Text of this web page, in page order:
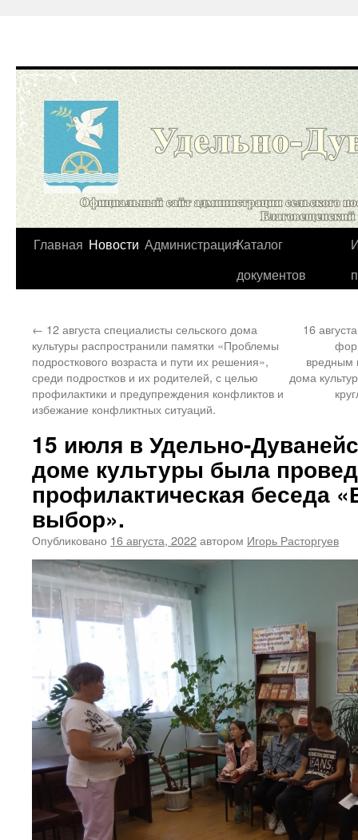
Перейти
Главная Новости АдминистрацияКаталог
документов
← 12 августа специалисты сельского дома
культуры распространили памятки «Проблемы
подросткового возраста и пути их решения»,
среди подростков и их родителей, с целью
профилактики и предупреждения конфликтов и
избежание конфликтных ситуаций.
16
вредным
дома
15 июля в Удельно-
доме культуры была
профилактическая беседа
выбор».
Опубликовано 16 августа, 2022автором Игорь Расторгуев